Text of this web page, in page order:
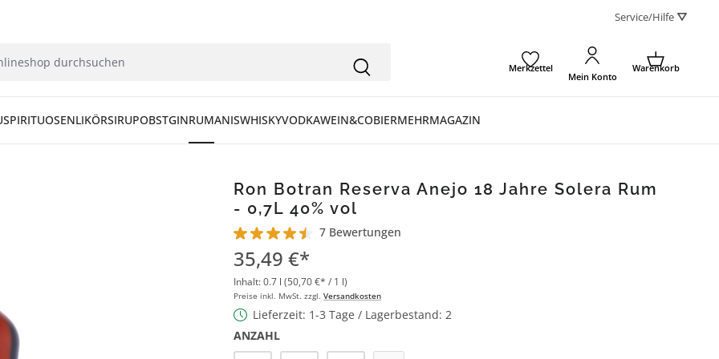
Service/Hilfe ⛛
Merkzettel
Mein Konto
Warenkorb
SPIRITUOSENLIKÖRSIRUPOBSTGINRUMANISWHISKYVODKAWEIN&COBIERMEHRMAGAZIN
Ron Botran Reserva Anejo 18 Jahre Solera Rum
- 0,7L 40% vol
Durchschnittliche Bewertung von 4.5 von 5 Sternen
7 Bewertungen
35,49 €*
Inhalt:0.7 l (50,70 €* / 1 l)
Preise inkl. MwSt. zzgl. Versandkosten
Lieferzeit: 1-3 Tage / Lagerbestand: 2
ANZAHL